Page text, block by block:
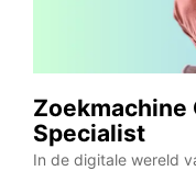
Zoekmachine
Specialist
In de digitale wereld